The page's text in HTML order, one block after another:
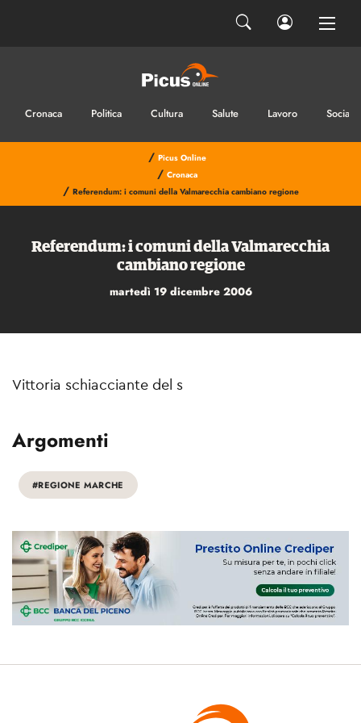
Cronaca Politica Cultura Salute Lavoro Sociale
/ Picus Online
/ Cronaca
/ Referendum: i comuni della Valmarecchia cambiano regione
Referendum: i comuni della Valmarecchia
cambiano regione
martedì 19 dicembre 2006
Vittoria schiacciante del s
Argomenti
#REGIONE MARCHE